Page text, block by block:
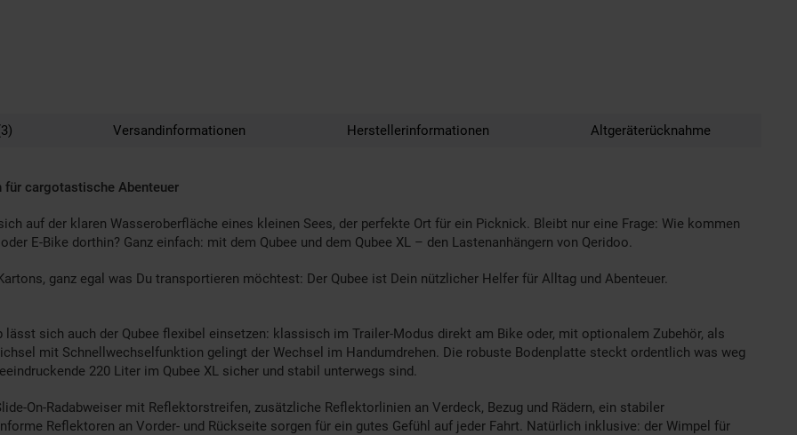
Versandinformationen Herstellerinformationen Altgeräterücknahme
für cargotastische Abenteuer
auf der klaren Wasseroberfläche eines kleinen Sees, der perfekte Ort für ein Picknick. Bleibt nur eine Frage: Wie kommen
E-Bike dorthin? Ganz einfach: mit dem Qubee und dem Qubee XL – den Lastenanhängern von Qeridoo.
ganz egal was Du transportieren möchtest: Der Qubee ist Dein nützlicher Helfer für Alltag und Abenteuer.
sich auch der Qubee flexibel einsetzen: klassisch im Trailer-Modus direkt am Bike oder, mit optionalem Zubehör, als
mit Schnellwechselfunktion gelingt der Wechsel im Handumdrehen. Die robuste Bodenplatte steckt ordentlich was weg
220 Liter im Qubee XL sicher und stabil unterwegs sind.
On-Radabweiser mit Reflektorstreifen, zusätzliche Reflektorlinien an Verdeck, Bezug und Rädern, ein stabiler
Reflektoren an Vorder- und Rückseite sorgen für ein gutes Gefühl auf jeder Fahrt. Natürlich inklusive: der Wimpel für